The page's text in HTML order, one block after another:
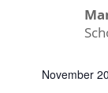
November